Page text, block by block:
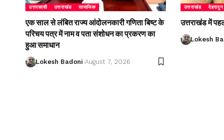
उत्तरकाशी उत्तराखंड सामाजिक
एक साल से लंबित राज्य आंदोलनकारी गणिता बिष्ट के
परिचय पत्र में नाम व पता संशोधन का प्रकरण का
हुआ समाधान
Lokesh Badoni August 7, 2026
उत्तराखंड देहरादून
उत्तराखंड में
Lokesh